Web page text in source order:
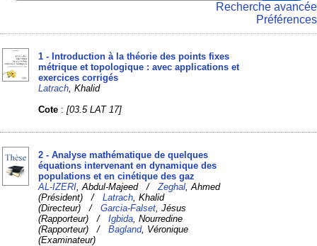
Recherche avancée
Préférences
1 - Introduction à la théorie des points fixes
métrique et topologique : avec applications et
exercices corrigés
Latrach , Khalid
Cote :[03.5 LAT 17]
2 - Analyse mathématique de quelques
équations intervenant en dynamique des
populations et en cinétique des gaz
AL-IZERI , Abdul-Majeed /Zeghal , Ahmed
(Président) /Latrach , Khalid
(Directeur) /Garcia-Falset , Jésus
(Rapporteur) /Igbida , Nourredine
(Rapporteur) /Bagland, Véronique
(Examinateur)